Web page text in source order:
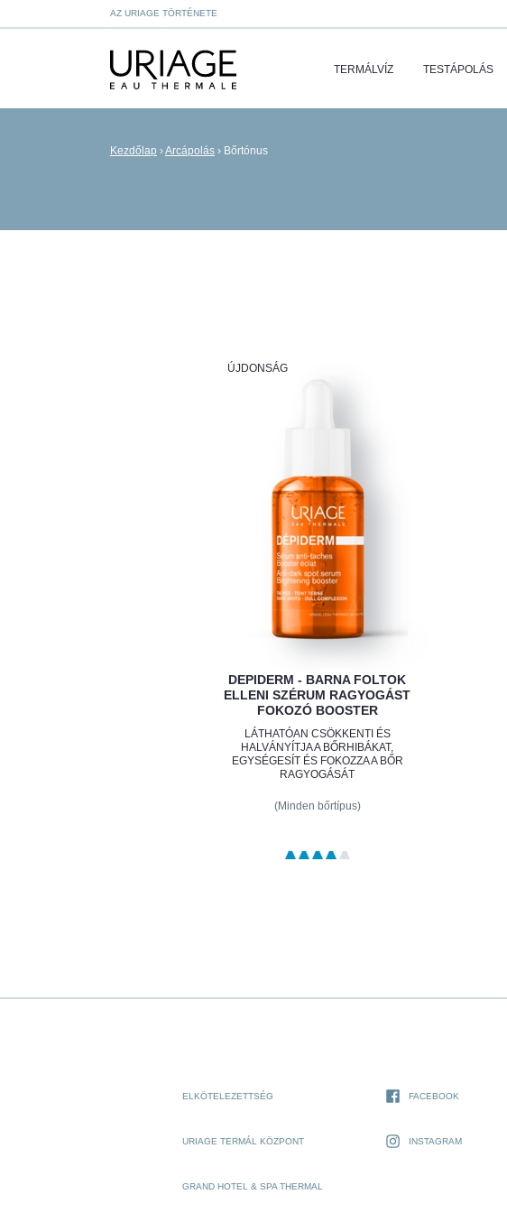
AZ URIAGE TÖRTÉNETE
TERMÁLVÍZ TESTÁPOLÁS
Kezdőlap ›Arcápolás › Bőrtónus
ÚJDONSÁG
DEPIDERM - BARNA FOLTOK
ELLENI SZÉRUM RAGYOGÁST
FOKOZÓ BOOSTER
LÁTHATÓAN CSÖKKENTI ÉS
HALVÁNYÍTJA A BŐRHIBÁKAT,
EGYSÉGESÍT ÉS FOKOZZA A BŐR
RAGYOGÁSÁT
(Minden bőrtípus)
ELKÖTELEZETTSÉG
URIAGE TERMÁL KÖZPONT
GRAND HOTEL & SPA THERMAL
FACEBOOK
INSTAGRAM